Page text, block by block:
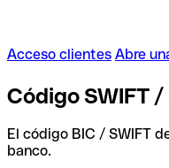
Acceso clientes Abre
Código SWIFT
El código BIC / SWIFT
banco.